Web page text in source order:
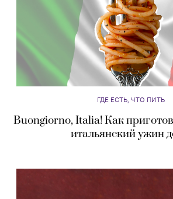
ГДЕ ЕСТЬ, ЧТО ПИТЬ
Buongiorno, Italia! Как
итальянский ужин